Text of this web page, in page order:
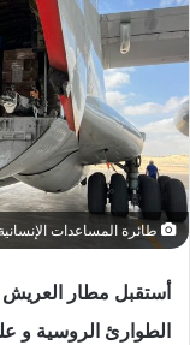
طائرة المساعدات
أستقبل مطار العريش